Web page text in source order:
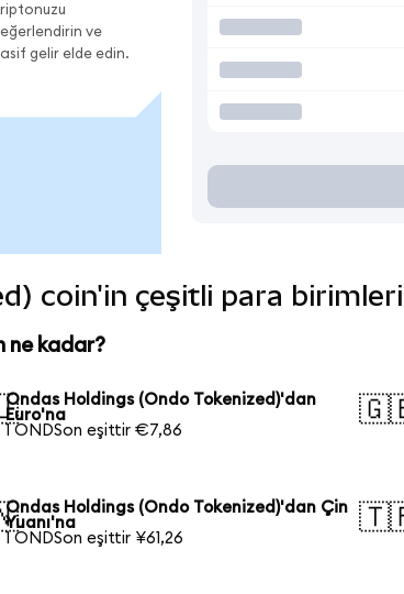
ve
gelir elde edin.
coin'in çeşitli para
ne kadar?
Ondas Holdings (Ondo Tokenized)'dan
Euro'na
1 ONDSon eşittir €7,86
Ondas Holdings (Ondo Tokenized)'dan Çin
Yuanı'na
1 ONDSon eşittir ¥61,26